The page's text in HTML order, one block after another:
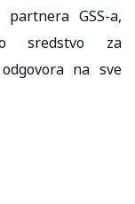
GSS-a,
sredstvo za
na sve